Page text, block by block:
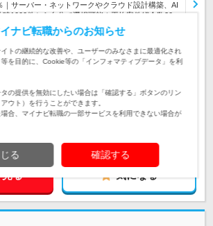
｜サーバー・ネットワークやクラウド設計構築、AI
時1000件から自分で選択可能！平均案件紹介数20
流工程も挑戦できる
ニア経験者募集(1年以上)／学歴・転職回数不問】最
挑戦したい方歓迎！AWSなどクラウド設計構築や上
方は大歓迎！
数：466人／本社所在地：
る 気になる
ナビ転職からのお知らせ
トの継続的な改善や、ユーザーのみなさまに最適化され
を目的に、Cookie等の「インフォマティブデータ」を利
の提供を無効にしたい場合は「確認する」ボタンのリン
ウト）を行うことができます。
合、マイナビ転職の一部サービスを利用できない場合が
る 確認する